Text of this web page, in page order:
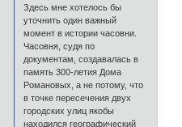
Здесь мне хотелось бы
уточнить один важный
момент в истории часовни.
Часовня, судя по
документам, создавалась в
память 300-летия Дома
Романовых, а не потому, что
в точке пересечения двух
городских улиц якобы
находился географический